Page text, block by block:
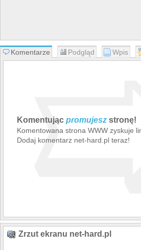
Komentarze Podgląd Wpis
Komentując promujesz stronę!
Komentowana strona WWW zyskuje
Dodaj komentarz net-hard.pl teraz!
Zrzut ekranu net-hard.pl